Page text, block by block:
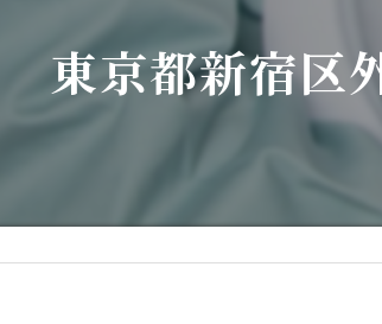
東京都新宿区